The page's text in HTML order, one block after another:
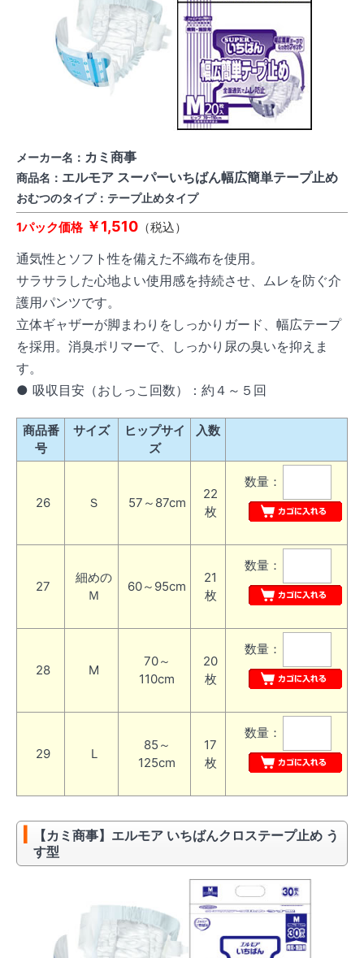
メーカー名： カミ商事
商品名： エルモア スーパーいちばん幅広簡単テープ止め
おむつのタイプ：テープ止めタイプ
1パック価格￥1,510 （税込）
通気性とソフト性を備えた不織布を使用。
サラサラした心地よい使用感を持続させ、ムレを防ぐ介
護用パンツです。
立体ギャザーが脚まわりをしっかりガード、幅広テープ
を採用。消臭ポリマーで、しっかり尿の臭いを抑えま
す。
● 吸収目安（おしっこ回数）：約４～５回
商品番
号
サイズ
ヒップサイ
ズ
入数
26 Ｓ 57～87cm
22
枚
数量：
27
細めの
Ｍ
60～95cm
21
枚
数量：
28 M
70～
110cm
20
枚
数量：
29 L
85～
125cm
17
枚
数量：
【カミ商事】エルモア いちばんクロステープ止め う
す型